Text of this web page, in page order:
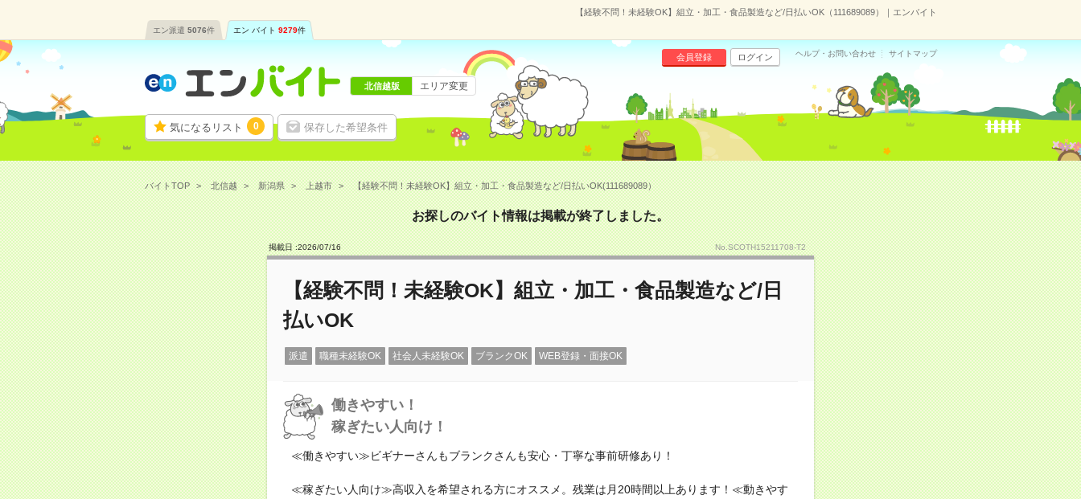
【経験不問！未経験OK】組立・加工・食品製造など/日払いOK（111689089）｜エンバイト
エン派遣 5076件 エン バイト 9279件
気になるリスト 0 保存した希望条件
会員登録 ログイン ヘルプ・お問い合わせ サイトマップ
北信越版 エリア変更
バイトTOP 北信越 新潟県 上越市 【経験不問！未経験OK】組立・加工・食品製造など/日払いOK(111689089）
お探しのバイト情報は掲載が終了しました。
掲載日 :2026/07/16 No.SCOTH15211708-T2
【経験不問！未経験OK】組立・加工・食品製造など/日
払いOK
派遣 職種未経験OK 社会人未経験OK ブランクOK WEB登録・面接OK
働きやすい！
稼ぎたい人向け！
≪働きやすい≫ビギナーさんもブランクさんも安心・丁寧な事前研修あり！
≪稼ぎたい人向け≫高収入を希望される方にオススメ。残業は月20時間以上あります！≪動きやす